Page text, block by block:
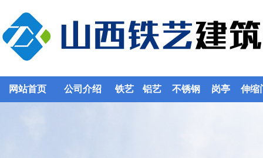
网站首页 公司介绍 铁艺 铝艺 不锈钢 岗亭 伸缩